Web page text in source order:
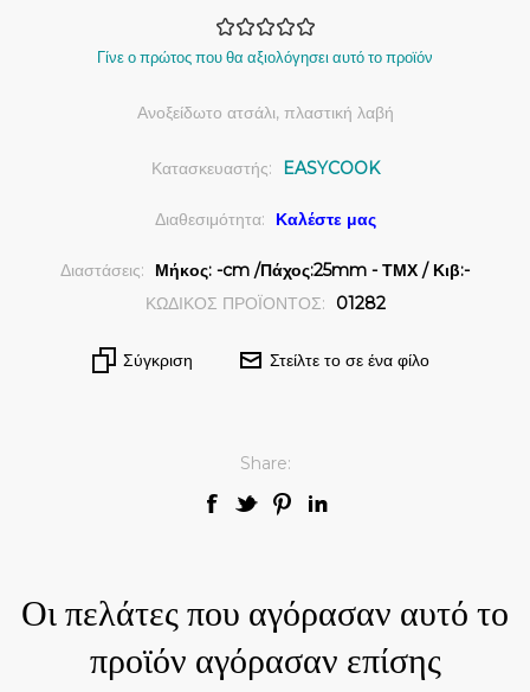
Γίνε ο πρώτος που θα αξιολόγησει αυτό το προϊόν
Ανοξείδωτο ατσάλι, πλαστική λαβή
Κατασκευαστής: EASYCOOK
Διαθεσιμότητα: Καλέστε μας
Διαστάσεις:
Μήκος: -cm /Πάχος:25mm - ΤΜΧ / Κιβ:-
ΚΩΔΙΚΟΣ ΠΡΟΪΟΝΤΟΣ:
01282
Σύγκριση Στείλτε το σε ένα φίλο
Share:
Οι πελάτες που αγόρασαν αυτό το
προϊόν αγόρασαν επίσης